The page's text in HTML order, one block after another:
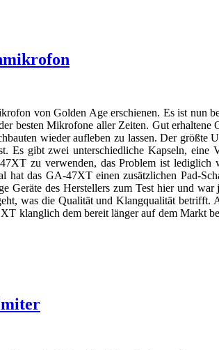
von Golden Age erschienen. Es ist
besten Mikrofone aller Zeiten. Gut
wieder aufleben zu lassen. Der
Es gibt zwei unterschiedliche Kapseln, eine
zu verwenden, das Problem ist lediglich
hat das GA-47XT einen zusätzlichen Pad-
des Herstellers zum Test hier und
was die Qualität und Klangqualität
klanglich dem bereit länger auf dem Markt